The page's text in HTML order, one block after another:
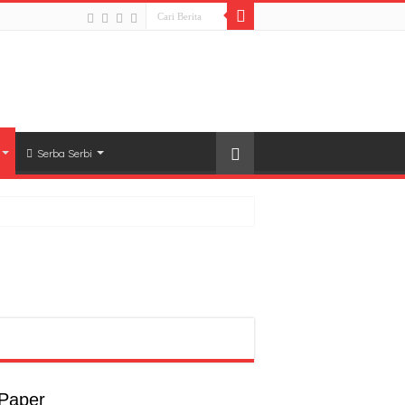
Serba Serbi